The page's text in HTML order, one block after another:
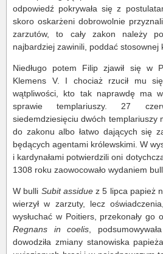
odpowiedź pokrywała się z
skoro oskarżeni dobrowolnie
zarzutów, to cały zakon należy
najbardziej zawinili, poddać stosownej
Niedługo potem Filip zjawił się w
Klemens V. I chociaż rzucił mu
wątpliwości, kto tak naprawdę ma
sprawie templariuszy. 27
siedemdziesięciu dwóch templariuszy
do zakonu albo łatwo dających się
będących agentami królewskimi. W
i kardynałami potwierdzili oni
1308 roku zaowocowało wydaniem
W bulli Subit assiduez 5 lipca papież
wierzył w zarzuty, lecz
wysłuchać w Poitiers, przekonały go
Regnans in coelis ,
dowodziła zmiany stanowiska